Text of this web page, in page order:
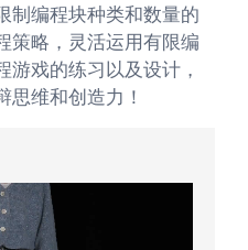
制编程块种类和数量的
策略，灵活运用有限编
戏的练习以及设计，
思维和创造力！